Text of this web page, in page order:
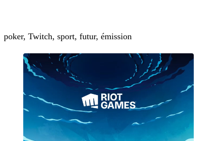
poker, Twitch, sport, futur, émission